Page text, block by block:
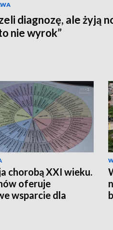
diagnozę, ale żyją
nie wyrok”
chorobą XXI wieku.
oferuje
wsparcie dla